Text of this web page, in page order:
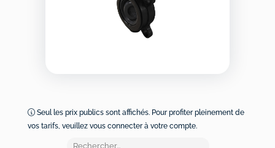
Seul les prix publics sont affichés. Pour profiter pleinement de
vos tarifs, veuillez vous connecter à votre compte.